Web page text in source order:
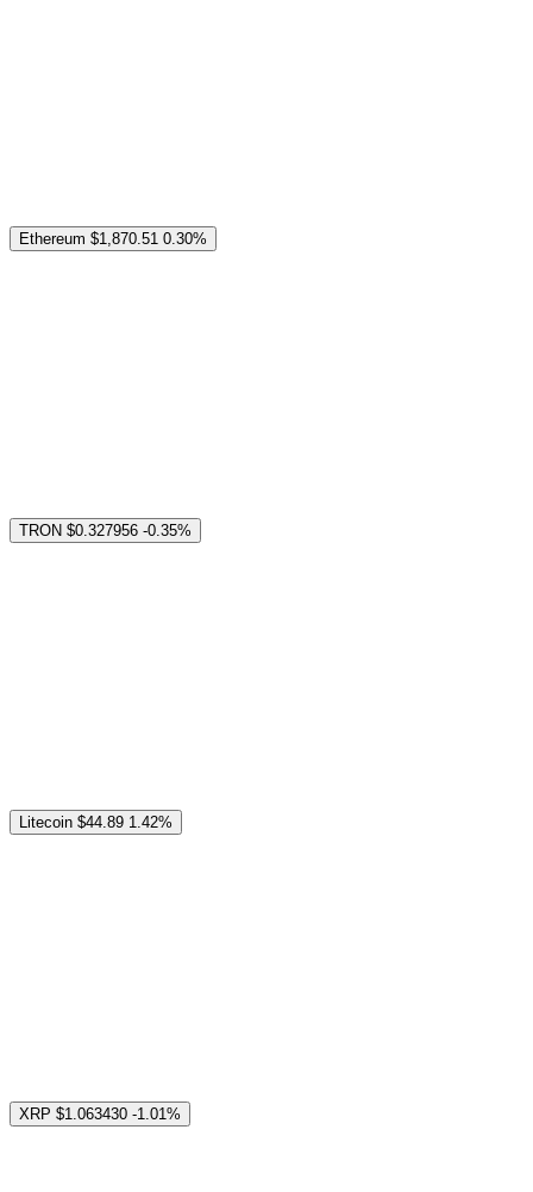
Ethereum $1,870.51 0.30%
TRON $0.327956 -0.35%
Litecoin $44.89 1.42%
XRP $1.063430 -1.01%